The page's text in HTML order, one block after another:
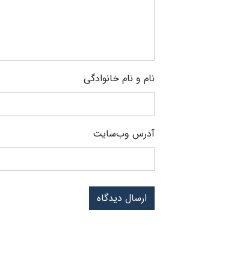
نام و نام خانوادگی
آدرس وب‌سایت
ارسال دیدگاه